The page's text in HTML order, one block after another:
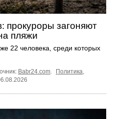
прокуроры загоняют
пляжи
22 человека, среди которых
Babr24.com Политика